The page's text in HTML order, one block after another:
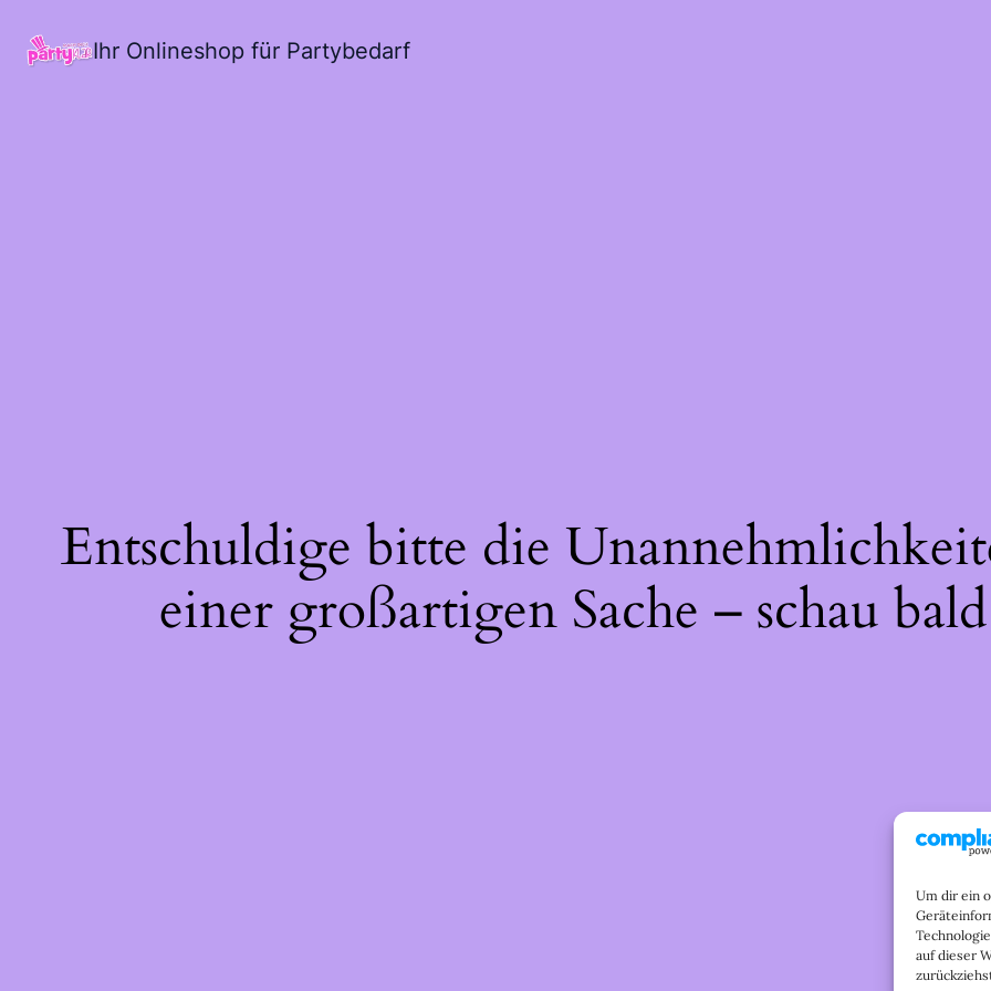
Um dir ein
auf dieser
Ihr Onlineshop für Partybedarf
Entschuldige bitte die
einer großartigen Sache – schau